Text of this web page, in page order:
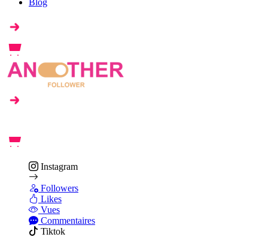
Blog
Instagram
Followers
Likes
Vues
Commentaires
Tiktok